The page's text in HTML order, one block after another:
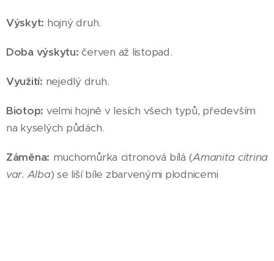
Výskyt: hojný druh.
Doba výskytu: červen až listopad.
Využití: nejedlý druh.
Biotop: velmi hojně v lesích všech typů, především
na kyselých půdách.
Záměna: muchomůrka citronová bílá (Amanita citrina
var. Alba) se liší bíle zbarvenými plodnicemi